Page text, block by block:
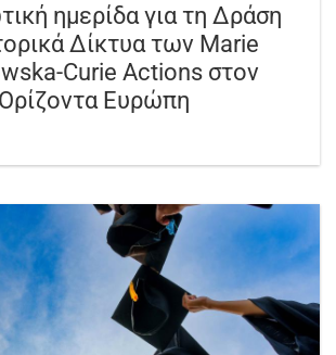
ημερίδα για τη Δράση
Δίκτυα των Marie
Curie Actions στον
Ορίζοντα Ευρώπη